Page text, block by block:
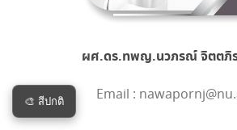
ผศ.ดร.ทพญ.นวภรณ์ จิตตภิ
Email :
🎨 สีปกติ